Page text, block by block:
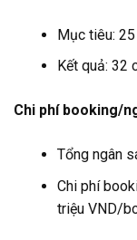
Mục tiêu:
Kết quả: 32
Chi phí booking/
Tổng ngân
Chi phí
triệu VND/